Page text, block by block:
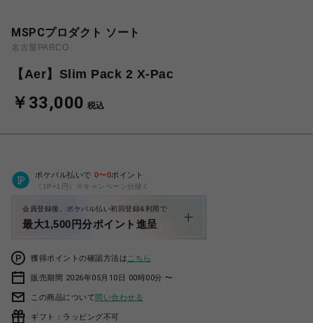
MSPCプロダクト ソート
名古屋PARCO
【Aer】Slim Pack 2 X-Pac
￥33,000 税込
ポケパル払いで 0〜0ポイント
（1P=1円）※キャンペーン分除く
会員登録後、ポケパル払い初回登録&利用で
最大1,500円分ポイント進呈
獲得ポイントの確認方法は こちら
販売期間 2026年05月10日 00時00分 〜
この商品について問い合わせる
ギフト：ラッピング不可